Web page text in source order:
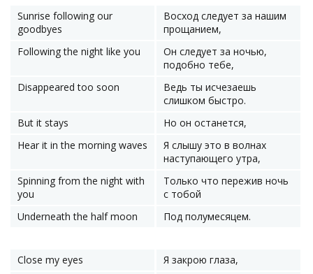
Sunrise following our
goodbyes
Восход следует за нашим
прощанием,
Following the night like you
Он следует за ночью,
подобно тебе,
Disappeared too soon
Ведь ты исчезаешь
слишком быстро.
But it stays
Но он останется,
Hear it in the morning waves
Я слышу это в волнах
наступающего утра,
Spinning from the night with
you
Только что пережив ночь
с тобой
Underneath the half moon
Под полумесяцем.
Close my eyes
Я закрою глаза,